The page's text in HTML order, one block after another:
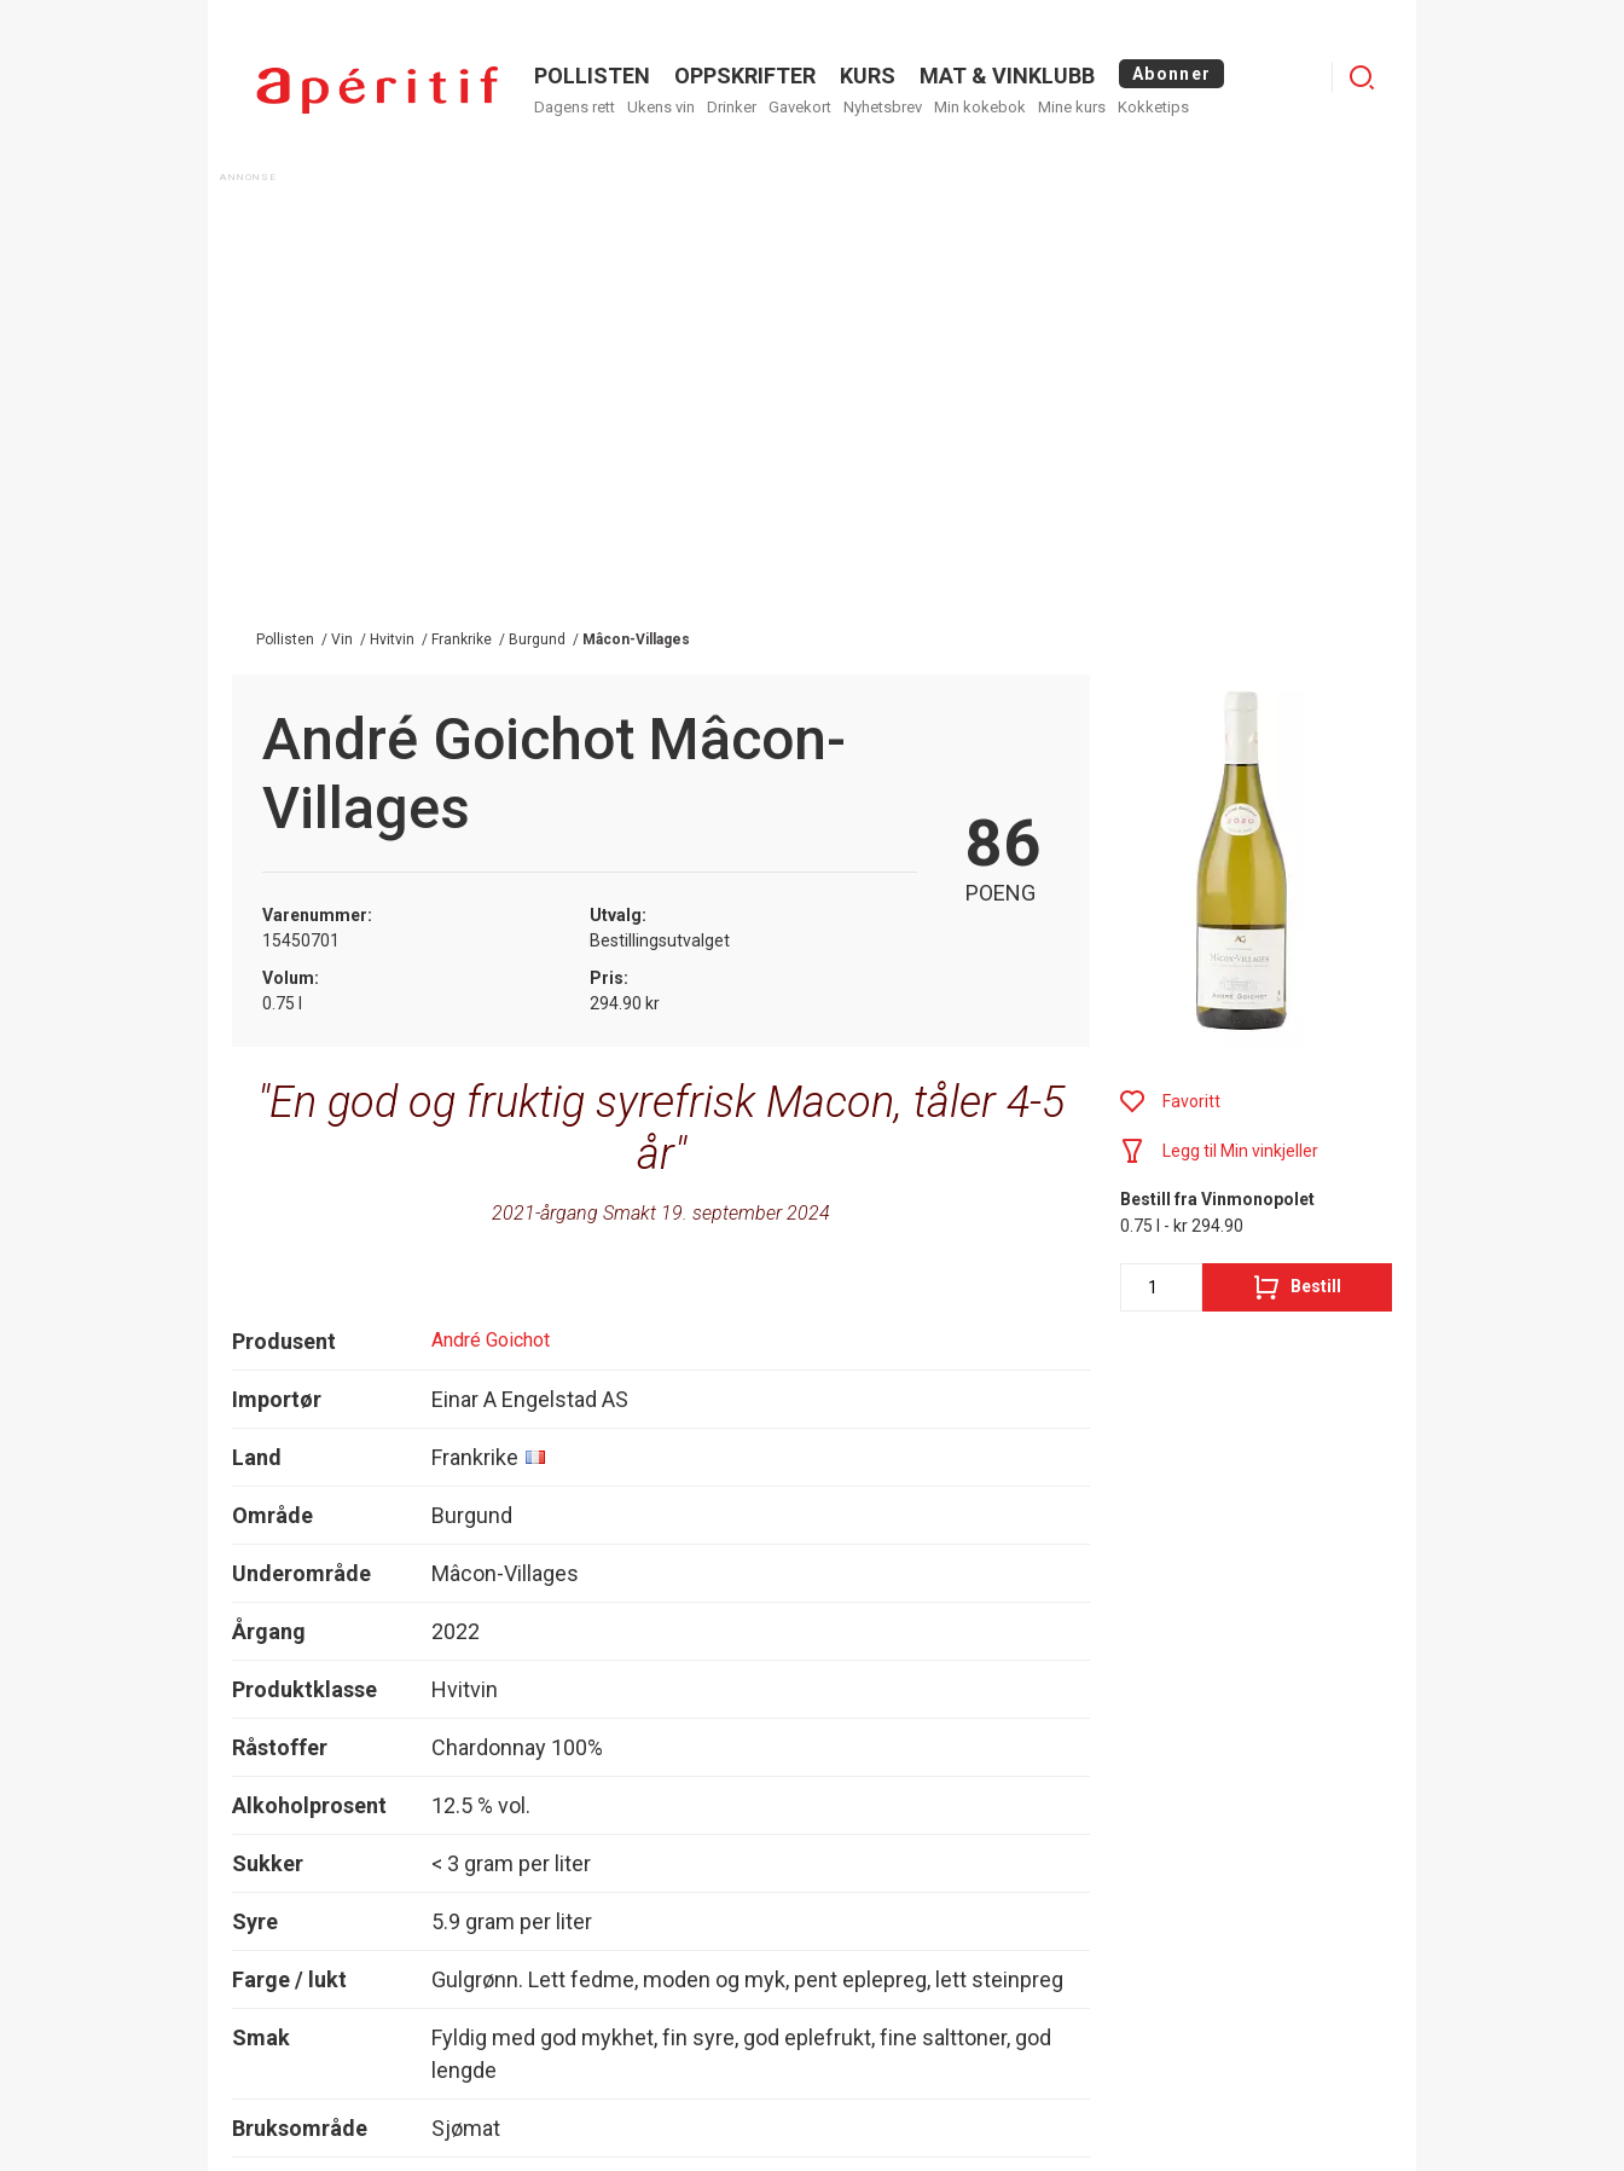
Menu
POLLISTEN OPPSKRIFTER KURS MAT & VINKLUBB Abonner
Dagens rett Ukens vin Drinker Gavekort Nyhetsbrev Min kokebok Mine kurs Kokketips
Menu
Pollisten / Vin / Hvitvin / Frankrike / Burgund / Mâcon-Villages
André Goichot Mâcon-
Villages
Varenummer:
15450701
Utvalg:
Bestillingsutvalget
Volum:
0.75 l
Pris:
294.90 kr
86
POENG
En god og fruktig syrefrisk Macon, tåler 4-5
år
2021-årgang Smakt 19. september 2024
Produsent André Goichot
Importør Einar A Engelstad AS
Land Frankrike
Område Burgund
Underområde Mâcon-Villages
Årgang 2022
Produktklasse Hvitvin
Råstoffer Chardonnay 100%
Alkoholprosent 12.5 % vol.
Sukker < 3 gram per liter
Syre 5.9 gram per liter
Farge / lukt Gulgrønn. Lett fedme, moden og myk, pent eplepreg, lett steinpreg
Smak
Fyldig med god mykhet, fin syre, god eplefrukt, fine salttoner, god
lengde
Bruksområde Sjømat
Favoritt
Legg til Min vinkjeller
Bestill fra Vinmonopolet
0.75 l - kr 294.90
Bestill